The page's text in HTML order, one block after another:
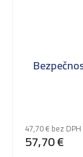
47,70 € bez DPH
57,70 €